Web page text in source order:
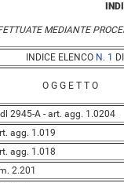
MEDIANTE
INDICE ELENCO N. 1
O G G E T T O
2945-A - art. agg. 1.0204
agg. 1.019
agg. 1.018
2.201